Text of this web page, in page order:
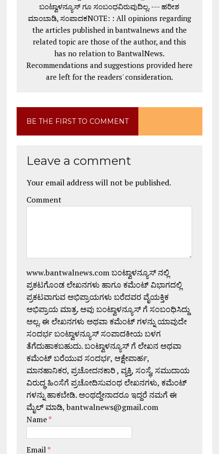
ಬಂಟ್ವಾಳನ್ಯೂಸ್ ಗೂ ಸಂಬಂಧವಿರುವುದಿಲ್ಲ. --- ಹರೀಶ
ಮಾಂಬಾಡಿ, ಸಂಪಾದಕNOTE: : All opinions regarding
the articles published in bantwalnews and the
related topic are those of the author, and this
has no relation to BantwalNews.
Recommendations and suggestions provided here
are left for the readers' consideration.
BE THE FIRST TO COMMENT
Leave a comment
Your email address will not be published.
Comment
www.bantwalnews.com ಬಂಟ್ವಾಳನ್ಯೂಸ್ ನಲ್ಲಿ
ಪ್ರಕಟಗೊಂಡ ಲೇಖನಗಳು ಹಾಗೂ ಕಮೆಂಟ್ ವಿಭಾಗದಲ್ಲಿ
ಪ್ರಕಟವಾಗುವ ಅಭಿಪ್ರಾಯಗಳು ಬರೆದವರ ವೈಯಕ್ತಿಕ
ಅಭಿಪ್ರಾಯ ಮಾತ್ರ. ಅವು ಬಂಟ್ವಾಳನ್ಯೂಸ್ ಗೆ ಸಂಬಂಧಿಸಿದ್ದು
ಅಲ್ಲ. ಈ ಲೇಖನಗಳು ಅಥವಾ ಕಮೆಂಟ್ ಗಳನ್ನು ಯಾವುದೇ
ಸಂದರ್ಭ ಬಂಟ್ವಾಳನ್ಯೂಸ್ ಸಂಪಾದಕೀಯ ಬಳಗ
ತೆಗೆದುಹಾಕಬಹುದು. ಬಂಟ್ವಾಳನ್ಯೂಸ್ ಗೆ ಲೇಖನ ಅಥವಾ
ಕಮೆಂಟ್ ಬರೆಯುವ ಸಂದರ್ಭ, ಆಕ್ಷೇಪಾರ್ಹ,
ಮಾನಹಾನಿಕರ, ಪ್ರಚೋದನಕಾರಿ , ವ್ಯಕ್ತಿ, ಸಂಸ್ಥೆ, ಸಮುದಾಯ
ವಿರುದ್ಧ ಹಿಂಸೆಗೆ ಪ್ರಚೋದಿಸುವಂಥ ಲೇಖನಗಳು, ಕಮೆಂಟ್
ಗಳನ್ನು ಹಾಕಬೇಡಿ. ಅಂಥದ್ದೇನಾದರೂ ಇದ್ದರೆ ನಮಗೆ ಈ
ಮೈಲ್ ಮಾಡಿ, bantwalnews@gmail.com
Name*
Email*